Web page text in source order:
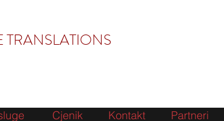
TRANSLATIONS
Cjenik Kontakt Partneri